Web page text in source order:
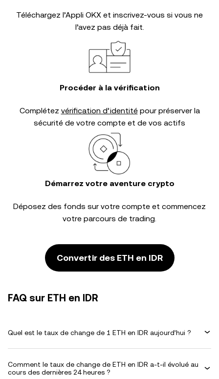
Téléchargez l’Appli OKX et inscrivez-vous si vous ne
l’avez pas déjà fait.
Procéder à la vérification
Complétez vérification d’identitépour préserver la
sécurité de votre compte et de vos actifs
Démarrez votre aventure crypto
Déposez des fonds sur votre compte et commencez
votre parcours de trading.
Convertir des ETH en IDR
FAQ sur ETH en IDR
Quel est le taux de change de 1 ETH en IDR aujourd’hui ?
Comment le taux de change de ETH en IDR a-t-il évolué au
cours des dernières 24 heures ?